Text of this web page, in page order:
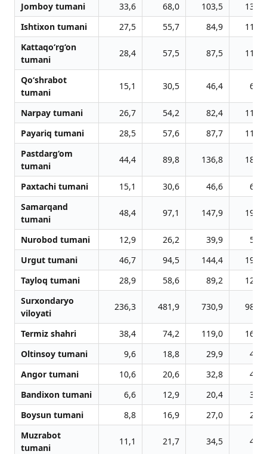
Jomboy tumani 33,6 68,0 103,5
139,8
Ishtixon tumani
27,5 55,7 84,9
114,6
Kattaqo‘rg‘on
tumani
28,4 57,5 87,5 118,2
Qo‘shrabot
tumani
15,1 30,5 46,4 62,7
Narpay tumani 26,7 54,2 82,4
111,3
Payariq tumani
28,5 57,6 87,7
118,5
Pastdarg‘om
tumani
44,4 89,8 136,8 184,7
Paxtachi tumani 15,1 30,6 46,6
63,1
Samarqand
tumani
48,4 97,1 147,9 199,8
Nurobod tumani 12,9 26,2 39,9
53,8
Urgut tumani
46,7 94,5 144,4
194,8
Tayloq tumani
28,9 58,6 89,2
120,5
Surxondaryo
viloyati
236,3 481,9 730,9 988,9
Termiz shahri 38,4 74,2 119,0
162,0
Oltinsoy tumani
9,6 18,8 29,9
40,4
Angor tumani
10,6 20,6 32,8
44,3
Bandixon tumani
6,6 12,9 20,4
36,5
Boysun tumani
8,8 16,9 27,0
27,6
Muzrabot
tumani
11,1 21,7 34,5 46,8